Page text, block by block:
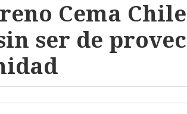
Cema
ser de